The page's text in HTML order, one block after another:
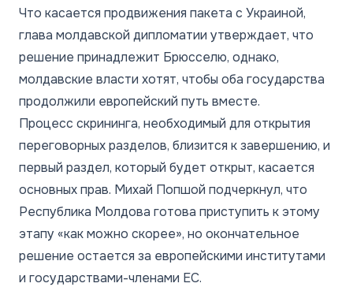
Что касается продвижения пакета с Украиной,
глава молдавской дипломатии утверждает, что
решение принадлежит Брюсселю, однако,
молдавские власти хотят, чтобы оба государства
продолжили европейский путь вместе.
Процесс скрининга, необходимый для открытия
переговорных разделов, близится к завершению, и
первый раздел, который будет открыт, касается
основных прав. Михай Попшой подчеркнул, что
Республика Молдова готова приступить к этому
этапу «как можно скорее», но окончательное
решение остается за европейскими институтами
и государствами-членами ЕС.